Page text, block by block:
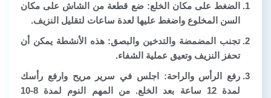
الضغط على مكان الخلع: ضع قطعة من الشاش على مكان
السن المخلوع واضغط عليها لعدة ساعات لتقليل النزيف.
تجنب المضمضة والتدخين والبصق: هذه الأنشطة يمكن أن
تحفز النزيف وتعيق عملية الشفاء.
رفع الرأس والراحة: اجلس في سرير مريح وارفع رأسك
لمدة 12 ساعة بعد الخلع. من المهم النوم لمدة 8-10